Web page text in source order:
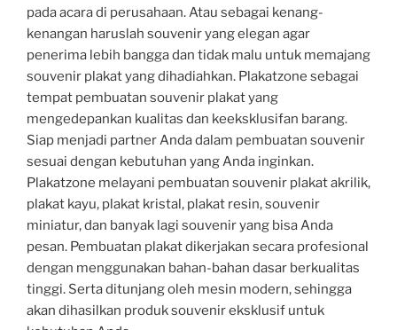
pada acara di perusahaan. Atau sebagai kenang-
kenangan haruslah souvenir yang elegan agar
penerima lebih bangga dan tidak malu untuk memajang
souvenir plakat yang dihadiahkan. Plakatzone sebagai
tempat pembuatan souvenir plakat yang
mengedepankan kualitas dan keeksklusifan barang.
Siap menjadi partner Anda dalam pembuatan souvenir
sesuai dengan kebutuhan yang Anda inginkan.
Plakatzone melayani pembuatan souvenir plakat akrilik,
plakat kayu, plakat kristal, plakat resin, souvenir
miniatur, dan banyak lagi souvenir yang bisa Anda
pesan. Pembuatan plakat dikerjakan secara profesional
dengan menggunakan bahan-bahan dasar berkualitas
tinggi. Serta ditunjang oleh mesin modern, sehingga
akan dihasilkan produk souvenir eksklusif untuk